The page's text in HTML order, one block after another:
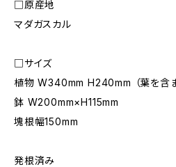
□原産地
マダガスカル
□サイズ
植物 W340mm H240mm （葉を含
鉢 W200mm×H115mm
塊根幅150mm
発根済み